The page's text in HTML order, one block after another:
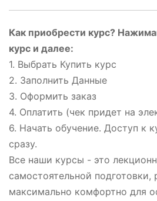
Как приобрести курс?
курс и далее:
1. Выбрать Купить курс
2. Заполнить Данные
3. Оформить заказ
4. Оплатить (чек придет на
6. Начать обучение. Доступ к
сразу.
Все наши курсы - это
самостоятельной подготовки,
максимально комфортно для